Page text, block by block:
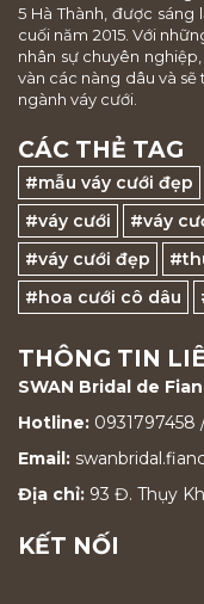
5 Hà Thành, được
cuối năm 2015. Với
nhân sự chuyên
vàn các nàng dâu và
ngành váy cưới.
CÁC THẺ TAG
#mẫu váy cưới đẹp
#váy cưới
#váy
#váy cưới đẹp
#hoa cưới cô dâu
THÔNG TIN
SWAN Bridal de
Hotline:
Email:
Địa chỉ: 93 Đ. Thụy
KẾT NỐI